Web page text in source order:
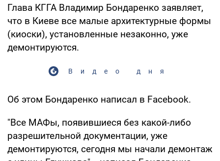
Глава КГГА Владимир Бондаренко заявляет,
что в Киеве все малые архитектурные формы
(киоски), установленные незаконно, уже
демонтируются.
Видео дня
Об этом Бондаренко написал в Facebook.
"Все МАФы, появившиеся без какой-либо
разрешительной документации, уже
демонтируются, сегодня мы начали демонтаж